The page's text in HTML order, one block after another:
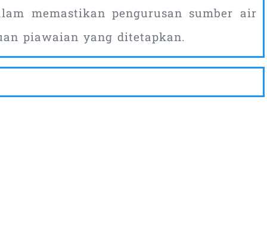
memastikan pengurusan sumber air
piawaian yang ditetapkan.